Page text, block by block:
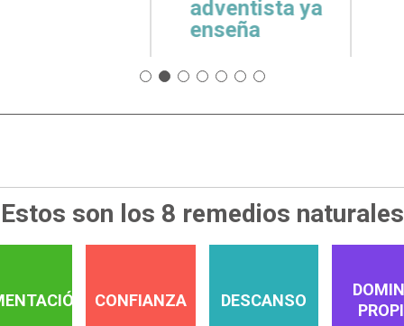
Estos son los 8 remedios naturales
CONFIANZA DESCANSO